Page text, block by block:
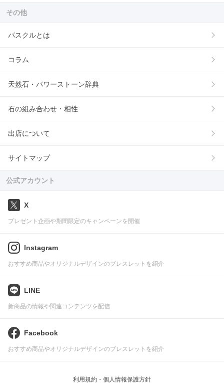
その他
パスクルとは
コラム
天然石・パワーストーン辞典
石の組み合わせ・相性
出店について
サイトマップ
公式アカウント
X
プレゼント企画や期間限定のキャンペーンを開催
Instagram
おすすめ商品やオリジナルデザインのブレスレットを紹介
LINE
新商品の情報や関連コンテンツを配信
Facebook
おすすめ商品やオリジナルデザインのブレスレットを紹介
利用規約・個人情報保護方針